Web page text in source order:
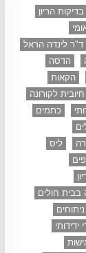
בדיקות הריון
ד"ר לינדה הראל
הדסה
הקאות
חיובית לקורונה
כתמים
ליס
בבית חולים
ניתוחים
ידידותי